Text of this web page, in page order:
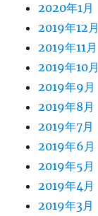
2020年1月
2019年12月
2019年11月
2019年10月
2019年9月
2019年8月
2019年7月
2019年6月
2019年5月
2019年4月
2019年3月